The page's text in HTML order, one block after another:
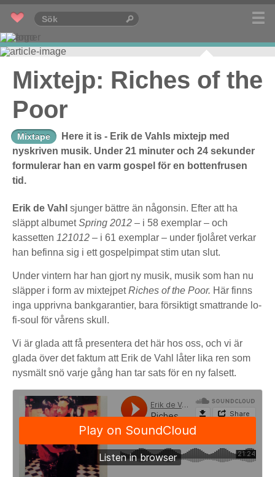
Mixtejp: Riches of the
Poor
Mixtape
Here it is - Erik de Vahls mixtejp med
nyskriven musik. Under 21 minuter och 24 sekunder
formulerar han en varm gospel för en bottenfrusen
tid.
Erik de Vahl sjunger bättre än någonsin. Efter att ha
släppt albumetSpring 2012 – i 58 exemplar – och
kassetten 121012 – i 61 exemplar – under fjolåret verkar
han befinna sig i ett gospelpimpat stim utan slut.
Under vintern har han gjort ny musik, musik som han nu
släpper i form av mixtejpetRiches of the Poor. Här finns
inga upprivna bankgarantier, bara försiktigt smattrande lo-
fi-soul för vårens skull.
Vi är glada att få presentera det här hos oss, och vi är
glada över det faktum att Erik de Vahl låter lika ren som
nysmält snö varje gång han tar sats för en ny falsett.